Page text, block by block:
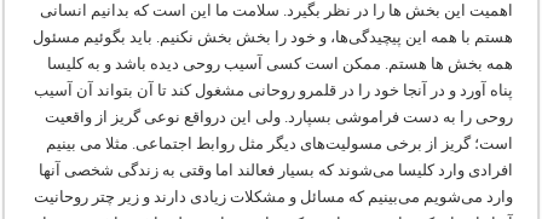
اهمیت این بخش ها را در نظر بگیرد. سلامت ما این است که بدانیم انسانی
هستم با همه این پیچیدگی‌ها، و خود را بخش بخش نکنیم. باید بگوئیم مسئول
همه بخش ها هستم. ممکن است کسی آسیب روحی دیده باشد و به کلیسا
پناه آورد و در آنجا خود را در قلمرو روحانی مشغول کند تا آن بتواند آن آسیب
روحی را به دست فراموشی بسپارد. ولی این درواقع نوعی گریز از واقعیت
است؛ گریز از برخی مسولیت‌های دیگر مثل روابط اجتماعی. مثلا می بینیم
افرادی وارد کلیسا می‌شوند که بسیار فعالند اما وقتی به زندگی شخصی آنها
وارد می‌شویم می‌بینیم که مسائل و مشکلات زیادی دارند و زیر چتر روحانیت